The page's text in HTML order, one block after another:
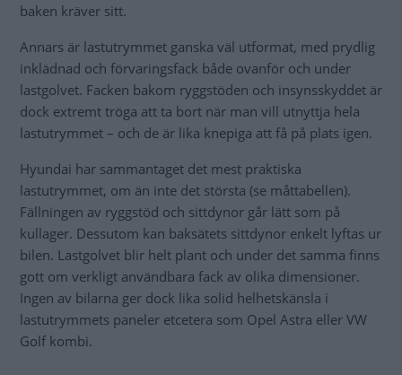
baken kräver sitt.
Annars är lastutrymmet ganska väl utformat, med prydlig
inklädnad och förvaringsfack både ovanför och under
lastgolvet. Facken bakom ryggstöden och insynsskyddet är
dock extremt tröga att ta bort när man vill utnyttja hela
lastutrymmet – och de är lika knepiga att få på plats igen.
Hyundai har sammantaget det mest praktiska
lastutrymmet, om än inte det största (se måttabellen).
Fällningen av ryggstöd och sittdynor går lätt som på
kullager. Dessutom kan baksätets sittdynor enkelt lyftas ur
bilen. Lastgolvet blir helt plant och under det samma finns
gott om verkligt användbara fack av olika dimensioner.
Ingen av bilarna ger dock lika solid helhetskänsla i
lastutrymmets paneler etcetera som Opel Astra eller VW
Golf kombi.